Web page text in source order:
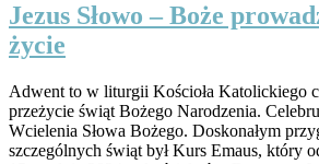
Jezus Słowo – Boże
życie
Adwent to w liturgii Kościoła Katolickiego
przeżycie świąt Bożego Narodzenia.
Wcielenia Słowa Bożego. Doskonałym
szczególnych świąt był Kurs Emaus, który